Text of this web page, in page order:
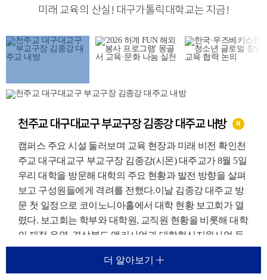
미래 교육의 산실 ! 대구가톨릭대학교는 지금!
천주교 대구대교구 부교구장 김종강 대주교 내방 N
캠퍼스 주요 시설 둘러보며 교육 현장과 미래 비전 확인천
주교 대구대교구 부교구장 김종강(시몬) 대주교가 8월 5일
우리 대학을 방문해 대학의 주요 현황과 발전 방향을 살펴
보고 구성원들에게 격려를 전했다.이날 김종강 대주교 방
문 첫 일정으로 코이노니아홀에서 대학 현황 보고회가 열
렸다. 보고회는 학부와 대학원, 교직원 현황을 비롯해 대학
의 재정 운영, 경상북도 앵커사업과 대학혁신지원사업 등
주요 재정지원사업, 외국인 유학생 지원 현황에 대한 보고
가 진행되었다.이를 통해 우리 대학이 교육환경 변화에 대
더 알아보기